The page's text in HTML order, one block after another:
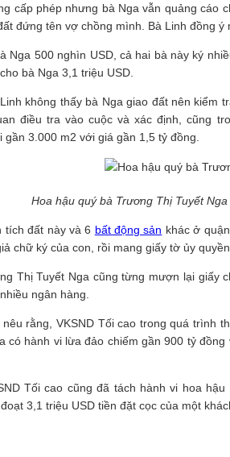
cấp phép nhưng bà Nga vẫn quảng cáo
đứng tên vợ chồng mình. Bà Linh đồng ý
Nga 500 nghìn USD, cả hai bà này ký
bà Nga 3,1 triệu USD.
không thấy bà Nga giao đất nên
điều tra vào cuộc và xác định, cũng
3.000 m2 với giá gần 1,5 tỷ đồng.
Hoa hậu quý bà Trương Thị Tuyết
tích đất này và 6 bất động sản khác ở
chữ ký của con, rồi mang giấy tờ ủy
Thị Tuyết Nga cũng từng mượn lại giấy
ngân hàng.
rằng, VKSND Tối cao trong quá trình
có hành vi lừa đảo chiếm gần 900 tỷ
Tối cao cũng đã tách hành vi hoa
đoạt 3,1 triệu USD tiền đặt cọc của một